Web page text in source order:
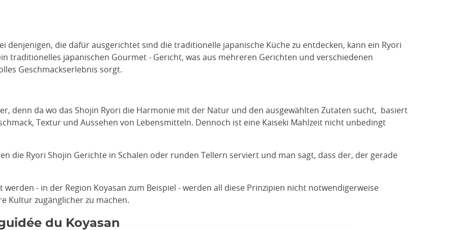
denjenigen, die dafür ausgerichtet sind die traditionelle japanische Küche zu entdecken, kann ein Ryori
traditionelles japanischen Gourmet - Gericht, was aus mehreren Gerichten und verschiedenen
Geschmackserlebnis sorgt.
denn da wo das Shojin Ryori die Harmonie mit der Natur und den ausgewählten Zutaten sucht, basiert
Textur und Aussehen von Lebensmitteln. Dennoch ist eine Kaiseki Mahlzeit nicht unbedingt
die Ryori Shojin Gerichte in Schalen oder runden Tellern serviert und man sagt, dass der, der gerade
- in der Region Koyasan zum Beispiel - werden all diese Prinzipien nicht notwendigerweise
Kultur zugänglicher zu machen.
du Koyasan